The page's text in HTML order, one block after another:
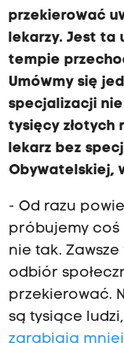
przekierować
lekarzy. Jest ta
tempie
Umówmy się
specjalizacji
tysięcy złotych
lekarz bez
Obywatelskiej,
- Od razu
próbujemy coś
nie tak.
odbiór
przekierować.
są tysiące
zarabiają mniej